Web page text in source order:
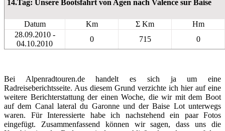
14.Tag: Unsere Bootsfahrt von Agen nach Valence sur Baise
Datum Km Σ Km
Hm
28.09.2010 -
04.10.2010
0 715 0
Bei Alpenradtouren.de handelt es sich ja um eine
Radreiseberichtsseite. Aus diesem Grund verzichte ich hier auf eine
weitere Berichterstattung der einen Woche, die wir mit dem Boot
auf dem Canal lateral du Garonne und der Baise Lot unterwegs
waren. Für Interessierte habe ich nachstehend ein paar Fotos
eingefügt. Zusammenfassend können wir sagen, dass uns die